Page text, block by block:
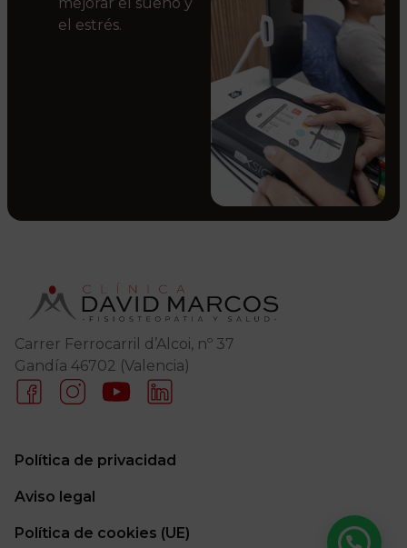
el estrés.
Carrer Ferrocarril d’Alcoi, nº 37
Gandía 46702 (Valencia)
Política de privacidad
Aviso legal
Política de cookies (UE)